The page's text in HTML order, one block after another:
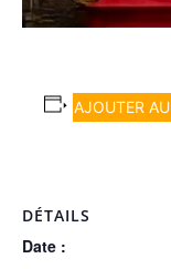
AJOUTER
DÉTAILS
Date :